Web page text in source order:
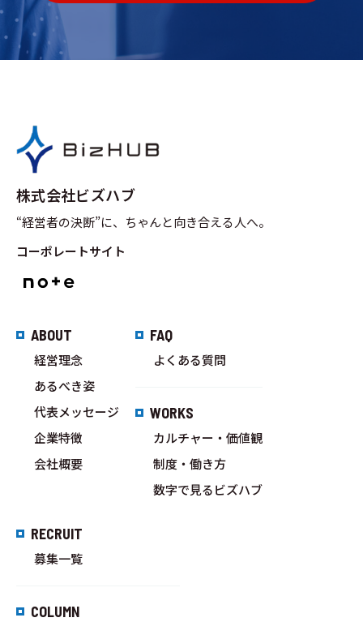
株式会社ビズハブ
“経営者の決断”に、ちゃんと向き合える人へ。
コーポレートサイト
ABOUT
経営理念
あるべき姿
代表メッセージ
企業特徴
会社概要
FAQ
よくある質問
WORKS
カルチャー・価値観
制度・働き方
数字で見るビズハブ
RECRUIT
募集一覧
COLUMN